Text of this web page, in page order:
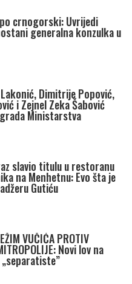
crnogorski: Uvrijedi
generalna konzulka u
Dimitrije Popović,
i Zejnel Zeka Šabović
Ministarstva
slavio titulu u restoranu
na Menhetnu: Evo šta je
Gutiću
VUČIĆA PROTIV
Novi lov na